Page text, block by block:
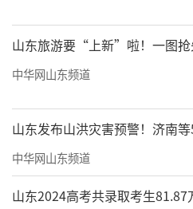
山东旅游要“上新”啦！一图抢
中华网山东频道
山东发布山洪灾害预警！济南
中华网山东频道
山东2024高考共录取考生